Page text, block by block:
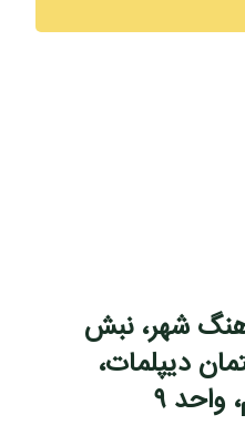
شهر، نبش
دیپلمات،
۹